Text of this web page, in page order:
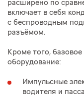
расширено по
включает в себя
с беспроводным
разъёмом.
Кроме того,
оборудование:
Импульсные
водителя и